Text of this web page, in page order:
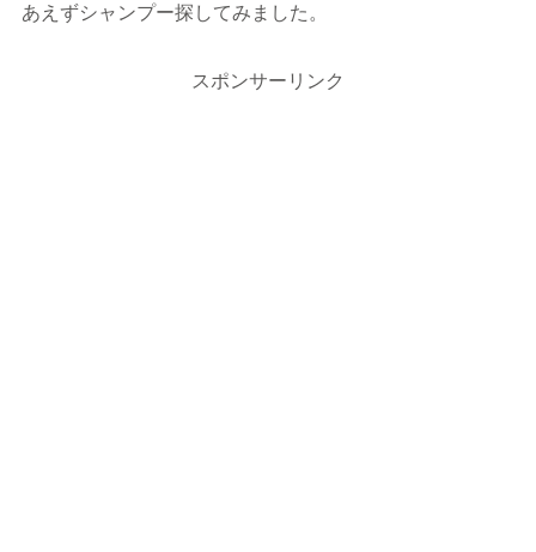
あえずシャンプー探してみました。
スポンサーリンク